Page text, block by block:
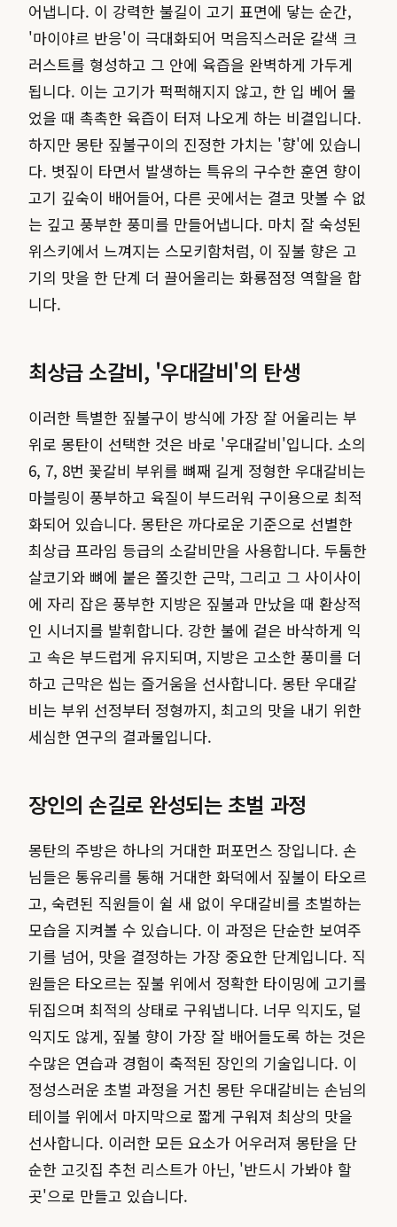
어냅니다. 이 강력한 불길이 고기 표면에 닿는 순간,
'마이야르 반응'이 극대화되어 먹음직스러운 갈색 크
러스트를 형성하고 그 안에 육즙을 완벽하게 가두게
됩니다. 이는 고기가 퍽퍽해지지 않고, 한 입 베어 물
었을 때 촉촉한 육즙이 터져 나오게 하는 비결입니다.
하지만 몽탄 짚불구이의 진정한 가치는 '향'에 있습니
다. 볏짚이 타면서 발생하는 특유의 구수한 훈연 향이
고기 깊숙이 배어들어, 다른 곳에서는 결코 맛볼 수 없
는 깊고 풍부한 풍미를 만들어냅니다. 마치 잘 숙성된
위스키에서 느껴지는 스모키함처럼, 이 짚불 향은 고
기의 맛을 한 단계 더 끌어올리는 화룡점정 역할을 합
니다.
최상급 소갈비, '우대갈비'의 탄생
이러한 특별한 짚불구이 방식에 가장 잘 어울리는 부
위로 몽탄이 선택한 것은 바로 '우대갈비'입니다. 소의
6, 7, 8번 꽃갈비 부위를 뼈째 길게 정형한 우대갈비는
마블링이 풍부하고 육질이 부드러워 구이용으로 최적
화되어 있습니다. 몽탄은 까다로운 기준으로 선별한
최상급 프라임 등급의 소갈비만을 사용합니다. 두툼한
살코기와 뼈에 붙은 쫄깃한 근막, 그리고 그 사이사이
에 자리 잡은 풍부한 지방은 짚불과 만났을 때 환상적
인 시너지를 발휘합니다. 강한 불에 겉은 바삭하게 익
고 속은 부드럽게 유지되며, 지방은 고소한 풍미를 더
하고 근막은 씹는 즐거움을 선사합니다. 몽탄 우대갈
비는 부위 선정부터 정형까지, 최고의 맛을 내기 위한
세심한 연구의 결과물입니다.
장인의 손길로 완성되는 초벌 과정
몽탄의 주방은 하나의 거대한 퍼포먼스 장입니다. 손
님들은 통유리를 통해 거대한 화덕에서 짚불이 타오르
고, 숙련된 직원들이 쉴 새 없이 우대갈비를 초벌하는
모습을 지켜볼 수 있습니다. 이 과정은 단순한 보여주
기를 넘어, 맛을 결정하는 가장 중요한 단계입니다. 직
원들은 타오르는 짚불 위에서 정확한 타이밍에 고기를
뒤집으며 최적의 상태로 구워냅니다. 너무 익지도, 덜
익지도 않게, 짚불 향이 가장 잘 배어들도록 하는 것은
수많은 연습과 경험이 축적된 장인의 기술입니다. 이
정성스러운 초벌 과정을 거친 몽탄 우대갈비는 손님의
테이블 위에서 마지막으로 짧게 구워져 최상의 맛을
선사합니다. 이러한 모든 요소가 어우러져 몽탄을 단
순한 고깃집 추천 리스트가 아닌, '반드시 가봐야 할
곳'으로 만들고 있습니다.